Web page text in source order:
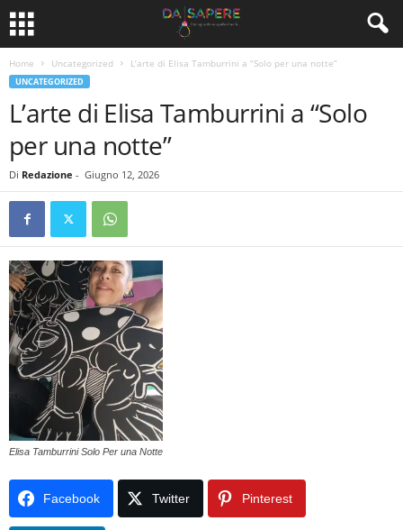
Home Uncategorized L’arte di Elisa Tamburrini a “Solo per una notte”
UNCATEGORIZED
L’arte di Elisa Tamburrini a “Solo
per una notte”
Di Redazione - Giugno 12, 2026
Elisa Tamburrini Solo Per una Notte
Facebook Twitter Pinterest